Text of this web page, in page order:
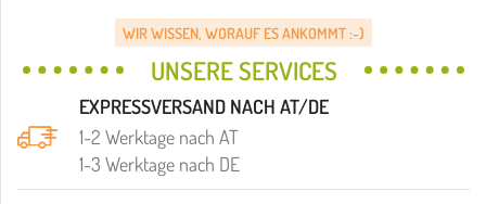
WIR WISSEN, WORAUF ES ANKOMMT :-)
UNSERE SERVICES
EXPRESSVERSAND NACH AT/DE
1-2 Werktage nach AT
1-3 Werktage nach DE